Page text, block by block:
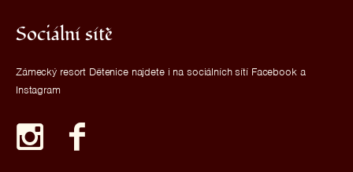
Sociální sítě
Zámecký resort Dětenice najdete i na sociálních sítí Facebook a
Instagram